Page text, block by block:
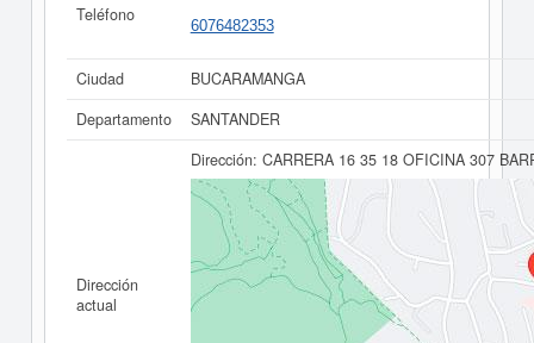
Teléfono
6076482353
Ciudad
BUCARAMANGA
Departamento
SANTANDER
Dirección
actual
Dirección: CARRERA 16 35 18 OFICINA 307